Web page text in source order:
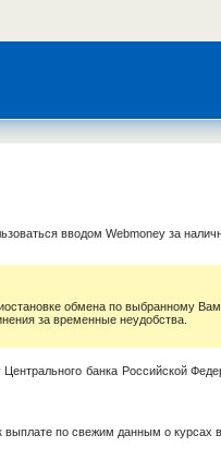
вводом Webmoney за
обмена по выбранному
за временные неудобства.
банка Российской
по свежим данным о курсах